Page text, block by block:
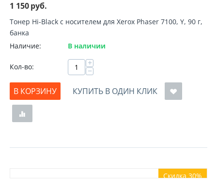
1 150руб.
Тонер Hi-Black с носителем для Xerox Phaser 7100, Y, 90 г,
банка
Наличие:
В наличии
Кол-во: +
−
В КОРЗИНУ
КУПИТЬ В ОДИН КЛИК
Скидка 30%